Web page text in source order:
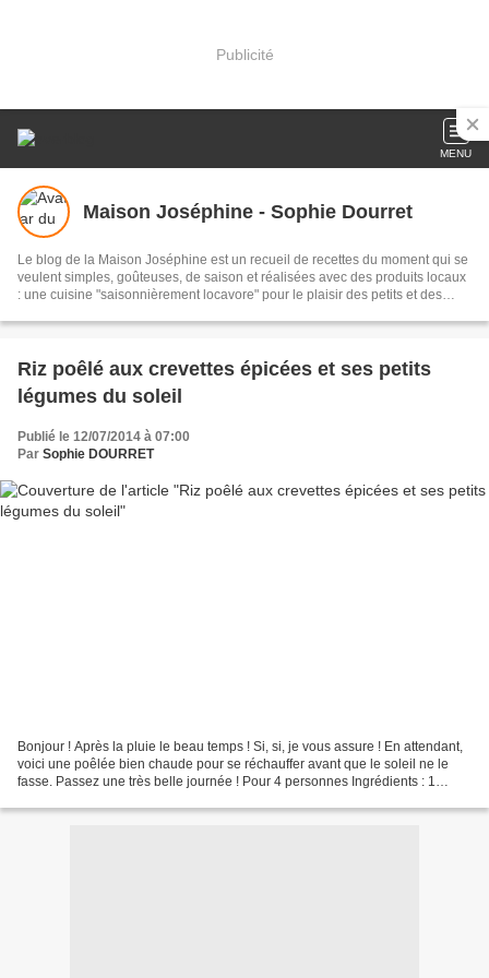
Publicité
MENU
Maison Joséphine - Sophie Dourret
Le blog de la Maison Joséphine est un recueil de recettes du moment qui se
veulent simples, goûteuses, de saison et réalisées avec des produits locaux
: une cuisine "saisonnièrement locavore" pour le plaisir des petits et des
Riz poêlé aux crevettes épicées et ses petits
légumes du soleil
Publié le 12/07/2014 à 07:00
Par Sophie DOURRET
Bonjour ! Après la pluie le beau temps ! Si, si, je vous assure ! En attendant,
voici une poêlée bien chaude pour se réchauffer avant que le soleil ne le
fasse. Passez une très belle journée ! Pour 4 personnes Ingrédients : 1